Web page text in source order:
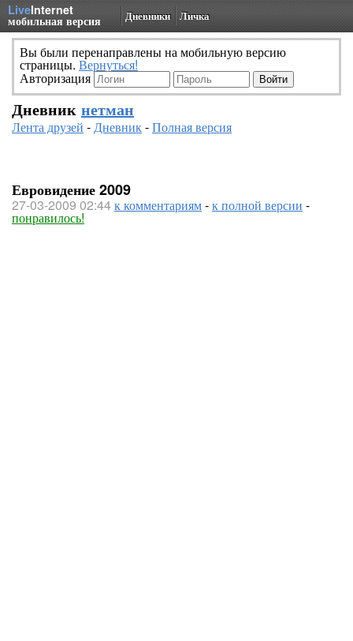
LiveInternet
мобильная версия Дневники Личка
Вы были перенаправлены на мобильную версию
страницы. Вернуться!
Авторизация
Дневник нетман
Лента друзей -Дневник-Полная версия
Евровидение 2009
27-03-2009 02:44к комментариям-к полной версии -
понравилось!